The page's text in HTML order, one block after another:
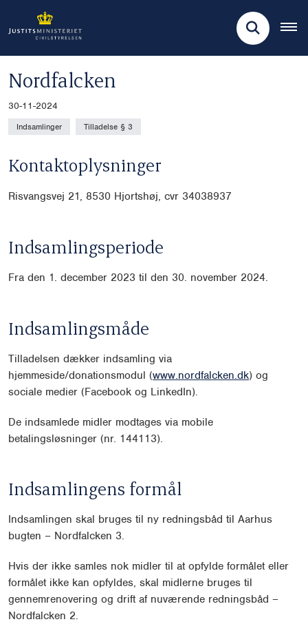
Nordfalcken
30-11-2024
Indsamlinger Tilladelse § 3
Kontaktoplysninger
Risvangsvej 21, 8530 Hjortshøj, cvr 34038937
Indsamlingsperiode
Fra den 1. december 2023 til den 30. november 2024.
Indsamlingsmåde
Tilladelsen dækker indsamling via
hjemmeside/donationsmodul (www.nordfalcken.dk) og
sociale medier (Facebook og LinkedIn).
De indsamlede midler modtages via mobile
betalingsløsninger (nr. 144113).
Indsamlingens formål
Indsamlingen skal bruges til ny redningsbåd til Aarhus
bugten – Nordfalcken 3.
Hvis der ikke samles nok midler til at opfylde formålet eller
formålet ikke kan opfyldes, skal midlerne bruges til
gennemrenovering og drift af nuværende redningsbåd –
Nordfalcken 2.